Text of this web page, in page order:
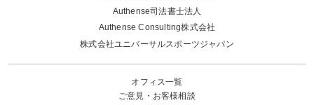
Authense司法書士法人
Authense Consulting株式会社
株式会社ユニバーサルスポーツジャパン
オフィス一覧
ご意見・お客様相談